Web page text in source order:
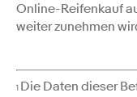
Online-Reifenkauf
weiter zunehmen
1 Die Daten dieser